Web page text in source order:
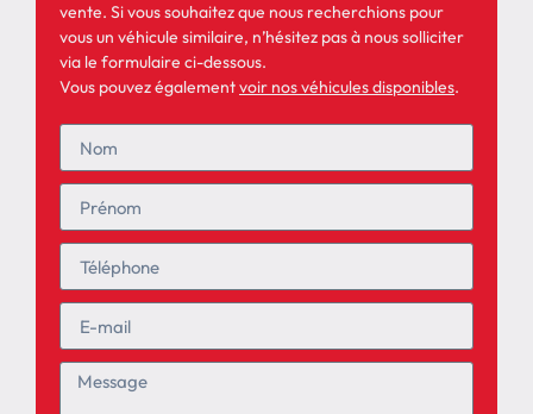
vente. Si vous souhaitez que nous recherchions pour
vous un véhicule similaire, n’hésitez pas à nous solliciter
via le formulaire ci-dessous.
Vous pouvez égalementvoir nos véhicules disponibles.